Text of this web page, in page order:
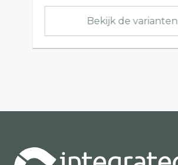
Bekijk de varianten